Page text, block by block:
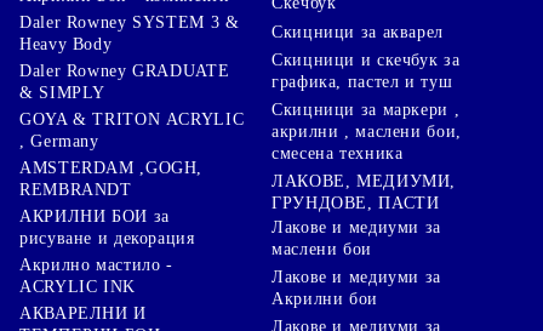
Daler Rowney SYSTEM 3 &
Heavy Body
Daler Rowney GRADUATE
& SIMPLY
GOYA & TRITON АCRYLIC
, Germany
AMSTERDAM ,GOGH,
REMBRANDT
АКРИЛНИ БОИ за
рисуване и декорация
Акрилно мастило -
ACRYLIC INK
АКВАРЕЛНИ И
Скицници за акварел
Скицници и скечбук за
графика, пастел и туш
Скицници за маркери ,
акрилни , маслени бои,
смесена техника
ЛАКОВЕ, МЕДИУМИ,
ГРУНДОВЕ, ПАСТИ
Лакове и медиуми за
маслени бои
Лакове и медиуми за
Акрилни бои
Лакове и медиуми за